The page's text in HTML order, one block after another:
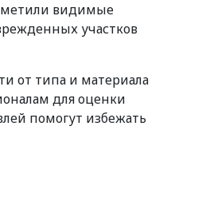
видимые
участков
от типа и материала
для оценки
помогут избежать